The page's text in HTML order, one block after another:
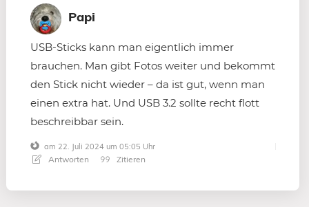
Papi
USB-Sticks kann man eigentlich immer
brauchen. Man gibt Fotos weiter und bekommt
den Stick nicht wieder – da ist gut, wenn man
einen extra hat. Und USB 3.2 sollte recht flott
beschreibbar sein.
am 22. Juli 2024 um 05:05 Uhr
Antworten Zitieren